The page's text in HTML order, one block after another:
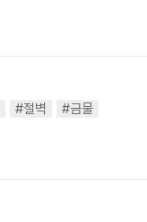
#절벽
#금물